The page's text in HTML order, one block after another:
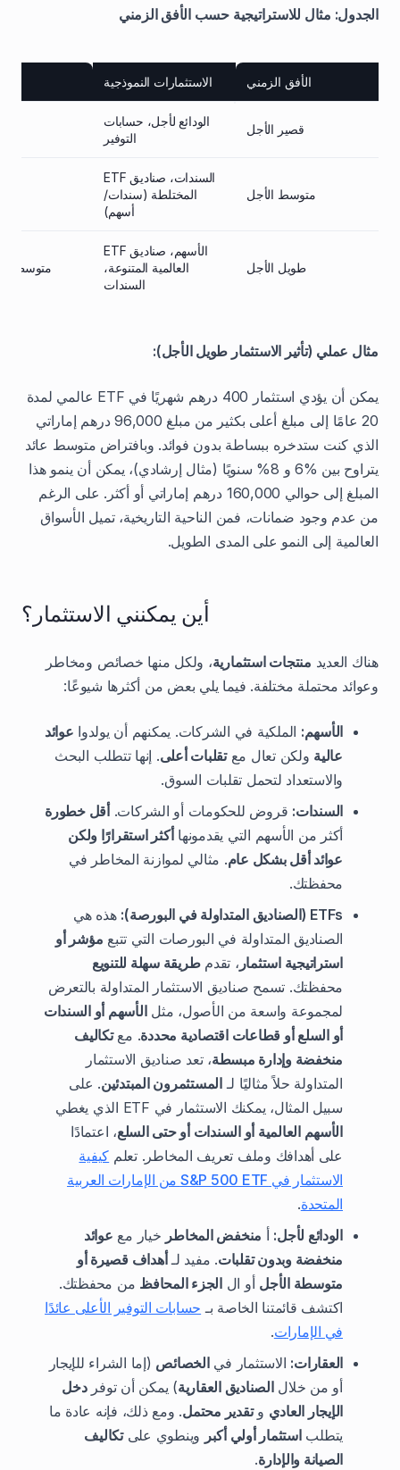
الجدول: مثال للاستراتيجية حسب الأفق الزمني
الأفق الزمني الاستثمارات النموذجية
قصير الأجل
الودائع لأجل، حسابات
التوفير
متوسط الأجل
السندات، صناديق ETF
المختلطة (سندات/
أسهم)
طويل الأجل
الأسهم، صناديق ETF
العالمية المتنوعة،
السندات
متوسطة /
مثال عملي (تأثير الاستثمار طويل الأجل):
يمكن أن يؤدي استثمار 400 درهم شهريًا في ETF عالمي لمدة
20 عامًا إلى مبلغ أعلى بكثير من مبلغ 96,000 درهم إماراتي
الذي كنت ستدخره ببساطة بدون فوائد. وبافتراض متوسط عائد
يتراوح بين %6 و 8% سنويًا (مثال إرشادي)، يمكن أن ينمو هذا
المبلغ إلى حوالي 160,000 درهم إماراتي أو أكثر. على الرغم
من عدم وجود ضمانات، فمن الناحية التاريخية، تميل الأسواق
العالمية إلى النمو على المدى الطويل.
أين يمكنني الاستثمار؟
هناك العديدمنتجات استثمارية، ولكل منها خصائص ومخاطر
وعوائد محتملة مختلفة. فيما يلي بعض من أكثرها شيوعًا:
الأسهم:الملكية في الشركات. يمكنهم أن يولدواعوائد
عاليةولكن تعال معتقلبات أعلى . إنها تتطلب البحث
والاستعداد لتحمل تقلبات السوق.
السندات:قروض للحكومات أو الشركات.أقل خطورة
أكثر من الأسهم التي يقدمونهاأكثر استقرارًا ولكن
عوائد أقل بشكل عام. مثالي لموازنة المخاطر في
محفظتك.
ETFs (الصناديق المتداولة في البورصة):
هذه هي
الصناديق المتداولة في البورصات التي تتبعمؤشر أو
استراتيجية استثمار، تقدمطريقة سهلة للتنويع
محفظتك. تسمح صناديق الاستثمار المتداولة بالتعرض
لمجموعة واسعة من الأصول، مثل الأسهم أو السندات
أو السلع أو قطاعات اقتصادية محددة. معتكاليف
منخفضة وإدارة مبسطة، تعد صناديق الاستثمار
المتداولة حلاً مثاليًا لـالمستثمرون المبتدئين. على
سبيل المثال، يمكنك الاستثمار في ETF الذي يغطي
الأسهم العالمية أو السندات أو حتى السلع، اعتمادًا
على أهدافك وملف تعريف المخاطر. تعلمكيفية
الاستثمار في S&P 500 ETF من الإمارات العربية
المتحدة.
الودائع لأجل:أ منخفض المخاطرخيار مععوائد
منخفضة وبدون تقلبات. مفيد لـأهداف قصيرة أو
متوسطة الأجلأو الالجزء المحافظمن محفظتك.
اكتشف قائمتنا الخاصة بـحسابات التوفير الأعلى عائدًا
في الإمارات.
العقارات:الاستثمار في الخصائص(إما الشراء للإيجار
أو من خلال الصناديق العقارية) يمكن أن توفر دخل
الإيجار العاديوتقدير محتمل. ومع ذلك، فإنه عادة ما
يتطلباستثمار أولي أكبروينطوي علىتكاليف
الصيانة والإدارة .